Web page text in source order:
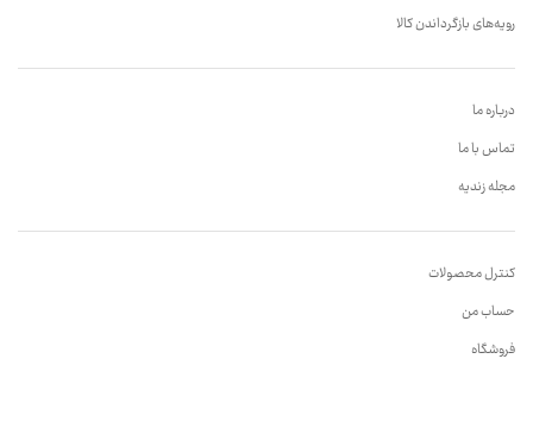
رویه‌های بازگرداندن کالا
درباره ما
تماس با ما
مجله زندیه
کنترل محصولات
حساب من
فروشگاه